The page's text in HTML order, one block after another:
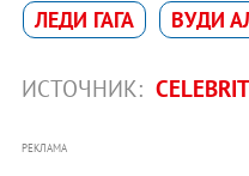
ЛЕДИ ГАГА ВУДИ
ИСТОЧНИК:
РЕКЛАМА